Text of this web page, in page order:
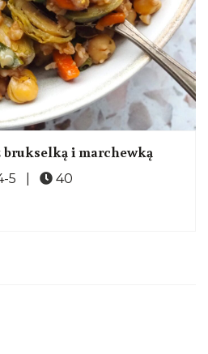
brukselką i marchewką
5 | 40